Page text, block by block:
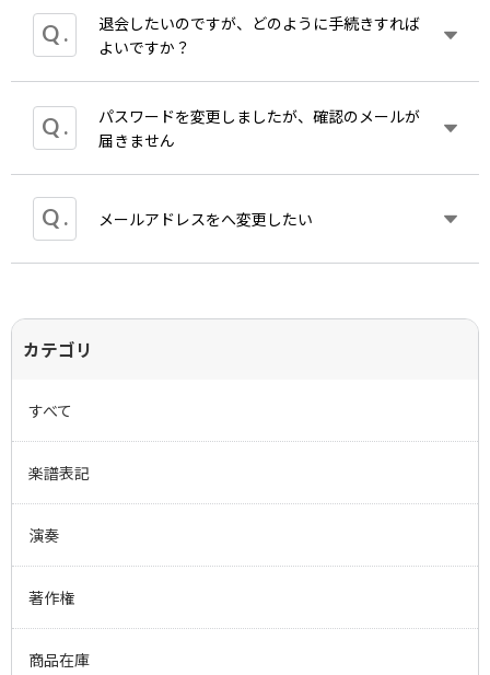
きますと会員登録が完了いたします。
なお、URLの有効期限は24時間です。期限が切れて
こちらもご覧ください。ご利用ガイド＞会員登録に
ついて
「会員情報変更」
「メルマガ設定」
「パスワードの変更」
「退会」
パスワードを忘れてしまった場合、こちら よりパス
ワードを再設定いただけます。
ご登録のメールアドレス宛にパスワード再設定URL
を記載したメールをお送りいたします。
ご登録のメールアドレスを忘れてしまった場合は
お
問い合わせ
退会したいのですが、どのように手続きすれば
よいですか？
退会手続きは、マイ ページにて手続きすることがで
きます。
退会されますと、現在の保有ポイントは失効されま
現在登録されているお客さま情報をはじめ、ご注文
パスワードを変更しましたが、確認のメールが
届きません
迷惑メール受信箱などに振り分けられていることが
振り分けられていない場合には、入力されたメール
間違いがない場合、セキュリティによりブロックさ
をお掛けいたしますがこちらよりお問い合わせいた
メールアドレスをへ変更したい
カテゴリ
すべて
楽譜表記
演奏
著作権
商品在庫